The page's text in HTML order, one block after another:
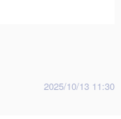
2025/10/13 11:30